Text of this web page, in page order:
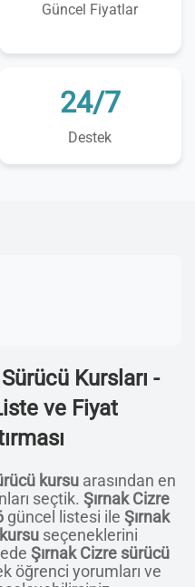
Güncel Fiyatlar
24/7
Destek
Kursları -
ve Fiyat
kursuarasından en
seçtik. Şırnak Cizre
güncel listesi ile Şırnak
seçeneklerini
Şırnak Cizre sürücü
öğrenci yorumları ve